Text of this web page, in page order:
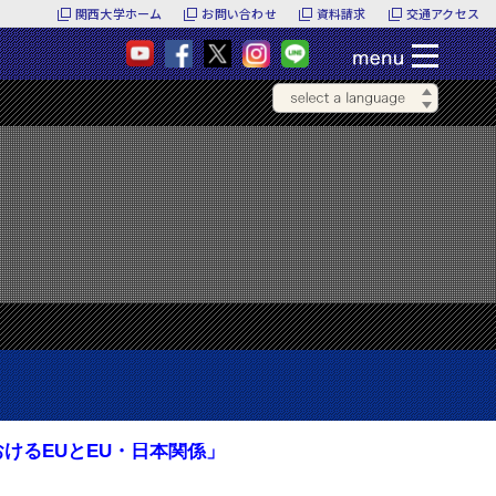
関西大学ホーム お問い合わせ 資料請求 交通アクセス
るEUとEU・日本関係」